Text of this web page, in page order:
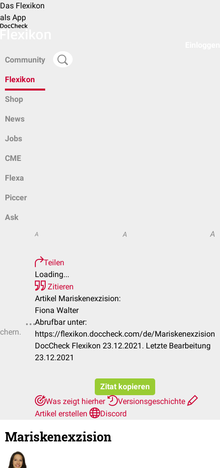
Das Flexikon
als App
Community
Flexikon
Shop
News
Jobs
CME
Flexa
Piccer
Ask
A A A
Teilen
Loading...
Zitieren
Artikel Mariskenexzision:
Fiona Walter
Abrufbar unter:
https://flexikon.doccheck.com/de/Mariskenexzision
DocCheck Flexikon 23.12.2021. Letzte Bearbeitung
23.12.2021
Zitat kopieren
Was zeigt hierher
Versionsgeschichte
Artikel erstellen
Discord
Mariskenexzision